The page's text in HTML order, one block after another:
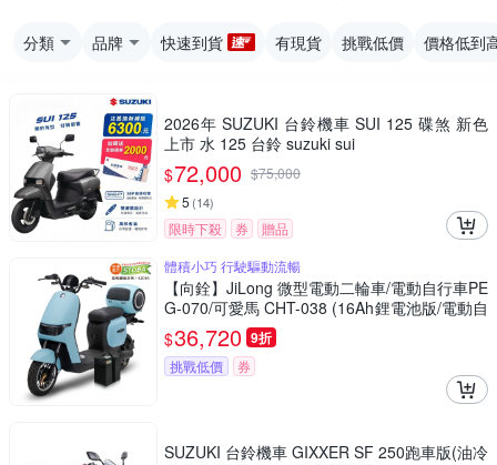
分類 品牌 快速到貨 有現貨 挑戰低價 價格低到
2026年 SUZUKI 台鈴機車 SUI 125 碟煞 新色
上市 水 125 台鈴 suzuki sui
$72,000 $75,000
5 (14)
限時下殺 券
贈品
體積小巧 行駛驅動流暢
【向銓】JiLong 微型電動二輪車/電動自行車PE
G-070/可愛馬 CHT-038 (16Ah鋰電池版/電動自
行車)
$36,720 9折
挑戰低價 券
SUZUKI 台鈴機車 GIXXER SF 250跑車版(油冷